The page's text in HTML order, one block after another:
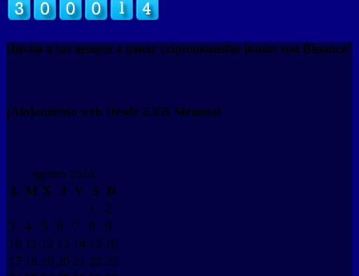
¡Invita a tus amigos a ganar criptomonedas juntos con Binance!
¡Alojamiento web Desde 2.35$ Mensual
agosto 2026
L M X J V S D
1
2
3
4 5 6 7 8
9
10 11 12 13 14 15 16
17 18 19 20 21 22 23